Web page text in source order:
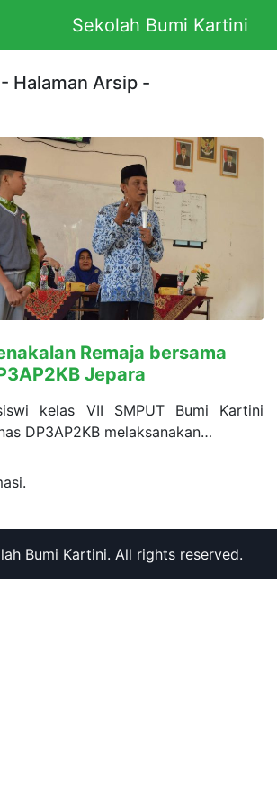
Sekolah Bumi Kartini
- Halaman Arsip -
Remaja bersama
Jepara
kelas VII SMPUT Bumi Kartini
DP3AP2KB melaksanakan…
Bumi Kartini. All rights reserved.